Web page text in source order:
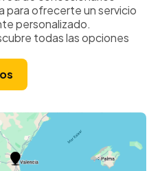
de
para ofrecerte un servicio
personalizado.
todas las opciones